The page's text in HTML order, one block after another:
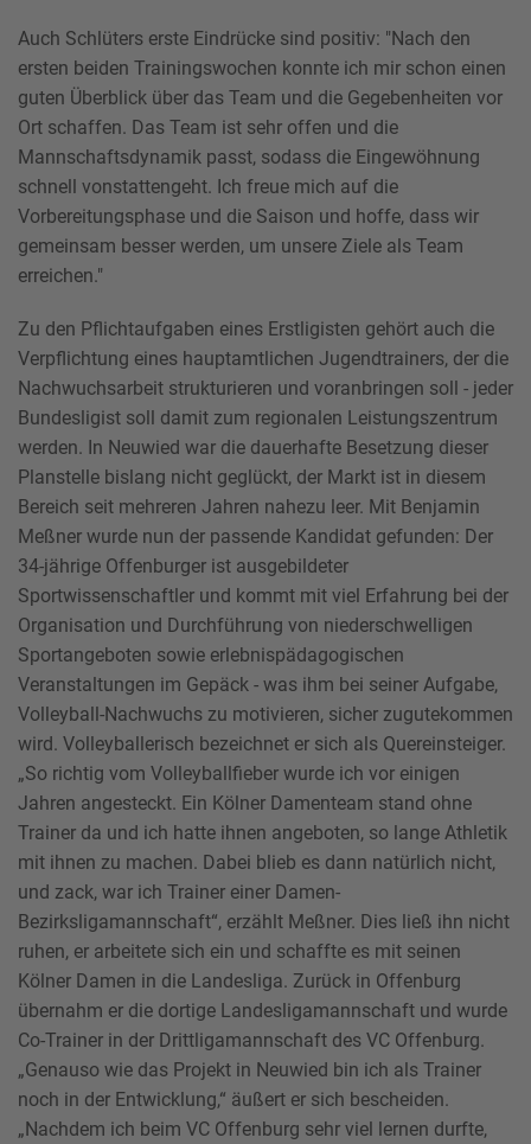
Auch Schlüters erste Eindrücke sind positiv: "Nach den
ersten beiden Trainingswochen konnte ich mir schon einen
guten Überblick über das Team und die Gegebenheiten vor
Ort schaffen. Das Team ist sehr offen und die
Mannschaftsdynamik passt, sodass die Eingewöhnung
schnell vonstattengeht. Ich freue mich auf die
Vorbereitungsphase und die Saison und hoffe, dass wir
gemeinsam besser werden, um unsere Ziele als Team
erreichen."
Zu den Pflichtaufgaben eines Erstligisten gehört auch die
Verpflichtung eines hauptamtlichen Jugendtrainers, der die
Nachwuchsarbeit strukturieren und voranbringen soll - jeder
Bundesligist soll damit zum regionalen Leistungszentrum
werden. In Neuwied war die dauerhafte Besetzung dieser
Planstelle bislang nicht geglückt, der Markt ist in diesem
Bereich seit mehreren Jahren nahezu leer. Mit Benjamin
Meßner wurde nun der passende Kandidat gefunden: Der
34-jährige Offenburger ist ausgebildeter
Sportwissenschaftler und kommt mit viel Erfahrung bei der
Organisation und Durchführung von niederschwelligen
Sportangeboten sowie erlebnispädagogischen
Veranstaltungen im Gepäck - was ihm bei seiner Aufgabe,
Volleyball-Nachwuchs zu motivieren, sicher zugutekommen
wird. Volleyballerisch bezeichnet er sich als Quereinsteiger.
„So richtig vom Volleyballfieber wurde ich vor einigen
Jahren angesteckt. Ein Kölner Damenteam stand ohne
Trainer da und ich hatte ihnen angeboten, so lange Athletik
mit ihnen zu machen. Dabei blieb es dann natürlich nicht,
und zack, war ich Trainer einer Damen-
Bezirksligamannschaft“, erzählt Meßner. Dies ließ ihn nicht
ruhen, er arbeitete sich ein und schaffte es mit seinen
Kölner Damen in die Landesliga. Zurück in Offenburg
übernahm er die dortige Landesligamannschaft und wurde
Co-Trainer in der Drittligamannschaft des VC Offenburg.
„Genauso wie das Projekt in Neuwied bin ich als Trainer
noch in der Entwicklung,“ äußert er sich bescheiden.
„Nachdem ich beim VC Offenburg sehr viel lernen durfte,